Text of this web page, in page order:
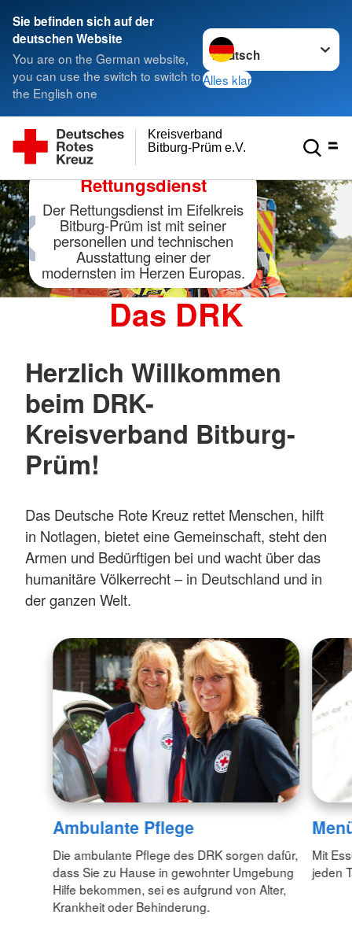
Sie befinden sich auf der
deutschen Website
You are on the German website,
you can use the switch to switch to
the English one
Sprache wechseln zu
Alles klar
Bitburg-Prüm e.V.
Kreisverband
Rettungsdienst
Der Rettungsdienst im Eifelkreis
Bitburg-Prüm ist mit seiner
personellen und technischen
Ausstattung einer der
modernsten im Herzen Europas.
Das DRK
Herzlich Willkommen
beim DRK-
Kreisverband Bitburg-
Prüm!
Das Deutsche Rote Kreuz rettet Menschen, hilft
in Notlagen, bietet eine Gemeinschaft, steht den
Armen und Bedürftigen bei und wacht über das
humanitäre Völkerrecht – in Deutschland und in
der ganzen Welt.
Ambulante Pflege
Die ambulante Pflege des DRK sorgen dafür,
dass Sie zu Hause in gewohnter Umgebung
Hilfe bekommen, sei es aufgrund von Alter,
Krankheit oder Behinderung.
Mit
jeden